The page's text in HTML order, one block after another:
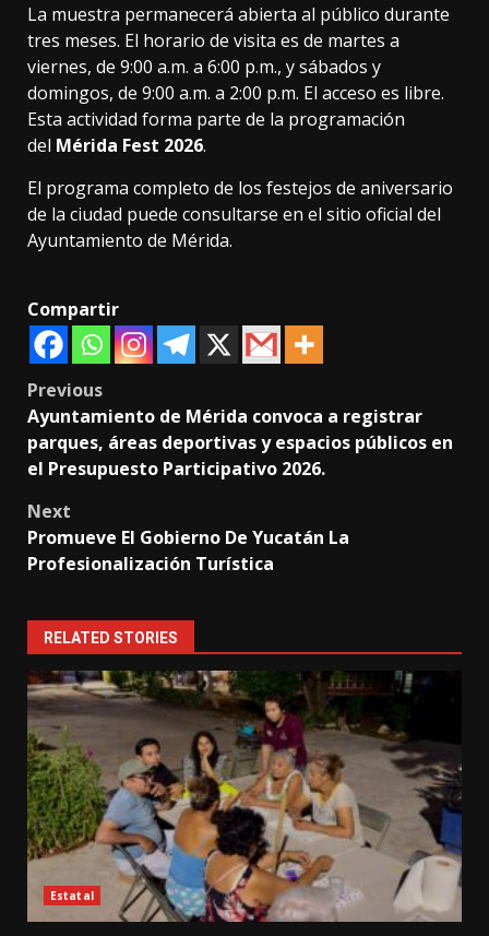
La muestra permanecerá abierta al público durante
tres meses. El horario de visita es de martes a
viernes, de 9:00 a.m. a 6:00 p.m., y sábados y
domingos, de 9:00 a.m. a 2:00 p.m. El acceso es libre.
Esta actividad forma parte de la programación
del Mérida Fest 2026.
El programa completo de los festejos de aniversario
de la ciudad puede consultarse en el sitio oficial del
Ayuntamiento de Mérida.
Compartir
Post
navigation
Previous
Ayuntamiento de Mérida convoca a registrar
parques, áreas deportivas y espacios públicos en
el Presupuesto Participativo 2026.
Next
Promueve El Gobierno De Yucatán La
Profesionalización Turística
RELATED STORIES
Estatal